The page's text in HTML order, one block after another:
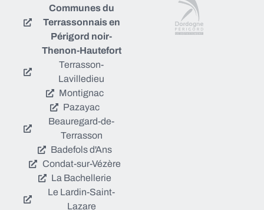
Communes du
Terrassonnais en
Périgord noir-
Thenon-Hautefort
Terrasson-
Lavilledieu
Montignac
Pazayac
Beauregard-de-
Terrasson
Badefols d'Ans
Condat-sur-Vézère
La Bachellerie
Le Lardin-Saint-
Lazare